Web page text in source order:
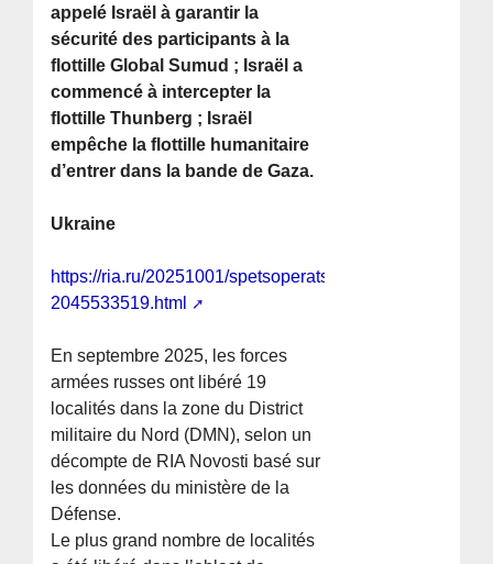
appelé Israël à garantir la
sécurité des participants à la
flottille Global Sumud ; Israël a
commencé à intercepter la
flottille Thunberg ; Israël
empêche la flottille humanitaire
d’entrer dans la bande de Gaza.
Ukraine
https://ria.ru/20251001/spetsoperatsiya-
2045533519.html
En septembre 2025, les forces
armées russes ont libéré 19
localités dans la zone du District
militaire du Nord (DMN), selon un
décompte de RIA Novosti basé sur
les données du ministère de la
Défense.
Le plus grand nombre de localités